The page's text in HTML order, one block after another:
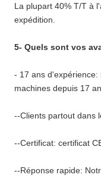
La plupart 40% T/T à
expédition.
5- Quels sont vos
- 17 ans
machines depuis 17
--Clients partout dans
--Certificat: certificat
--Réponse rapide: